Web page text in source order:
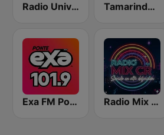
Radio Universidad de Costa Rica Tamarindo Radio - Costa Rica
Exa FM Poza Rica Radio Mix CR